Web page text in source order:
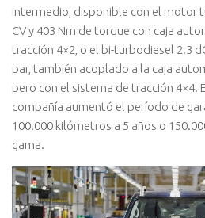
intermedio, disponible con el motor
CV y 403 Nm de torque con caja
tracción 4×2, o el bi-turbodiesel 2.3
par, también acoplado a la caja
pero con el sistema de tracción 4×4.
compañía aumentó el período de
100.000 kilómetros a 5 años o
gama.